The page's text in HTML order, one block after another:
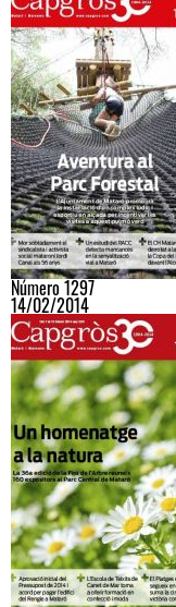
Número 1297
14/02/2014